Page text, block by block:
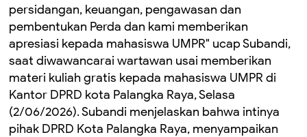
persidangan, keuangan, pengawasan dan
pembentukan Perda dan kami memberikan
apresiasi kepada mahasiswa UMPR" ucap Subandi,
saat diwawancarai wartawan usai memberikan
materi kuliah gratis kepada mahasiswa UMPR di
Kantor DPRD kota Palangka Raya, Selasa
(2/06/2026). Subandi menjelaskan bahwa intinya
pihak DPRD Kota Palangka Raya, menyampaikan